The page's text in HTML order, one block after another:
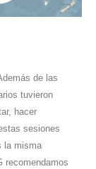
de las
tuvieron
hacer
sesiones
la misma
recomendamos